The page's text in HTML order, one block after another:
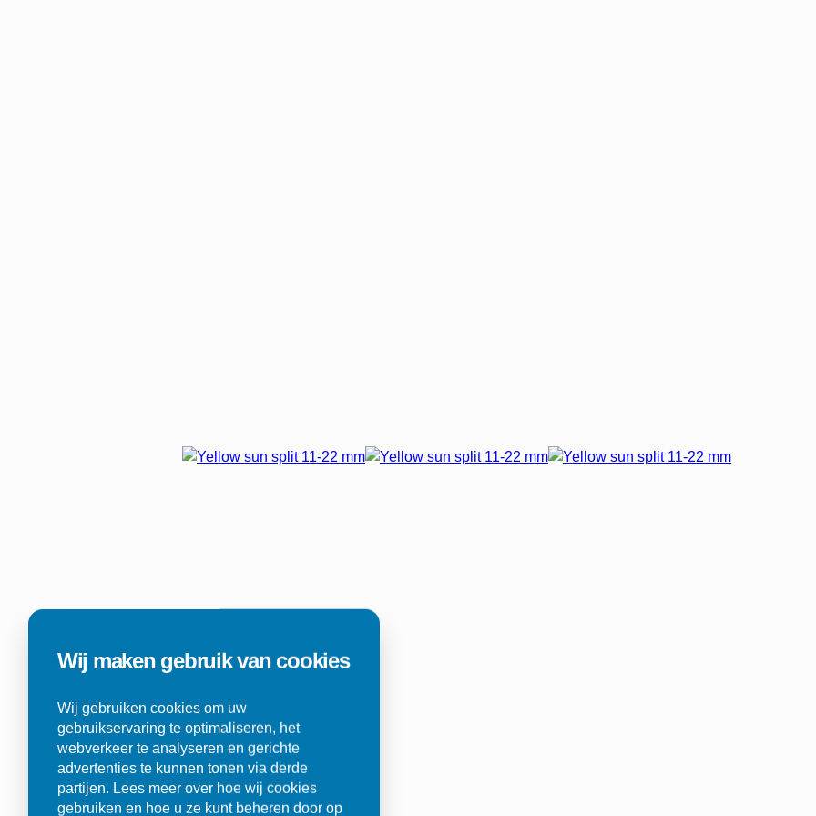
Wij maken gebruik van cookies
Wij gebruiken cookies om uw
gebruikservaring te optimaliseren, het
webverkeer te analyseren en gerichte
advertenties te kunnen tonen via derde
partijen. Lees meer over hoe wij cookies
gebruiken en hoe u ze kunt beheren door op